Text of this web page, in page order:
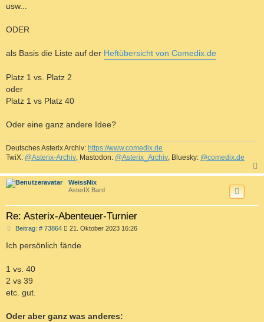
usw...
ODER
als Basis die Liste auf der Heftübersicht von Comedix.de
Platz 1 vs. Platz 2
oder
Platz 1 vs Platz 40
Oder eine ganz andere Idee?
Deutsches Asterix Archiv: https://www.comedix.de
TwiX: @Asterix-Archiv, Mastodon: @Asterix_Archiv, Bluesky: @comedix.de
a
WeissNix
AsterIX Bard
Re: Asterix-Abenteuer-Turnier
Beitrag: # 73864B
i
t
21. Oktober 2023 16:26
Ich persönlich fände
1 vs. 40
2 vs 39
etc. gut.
Oder aber ganz was anderes: